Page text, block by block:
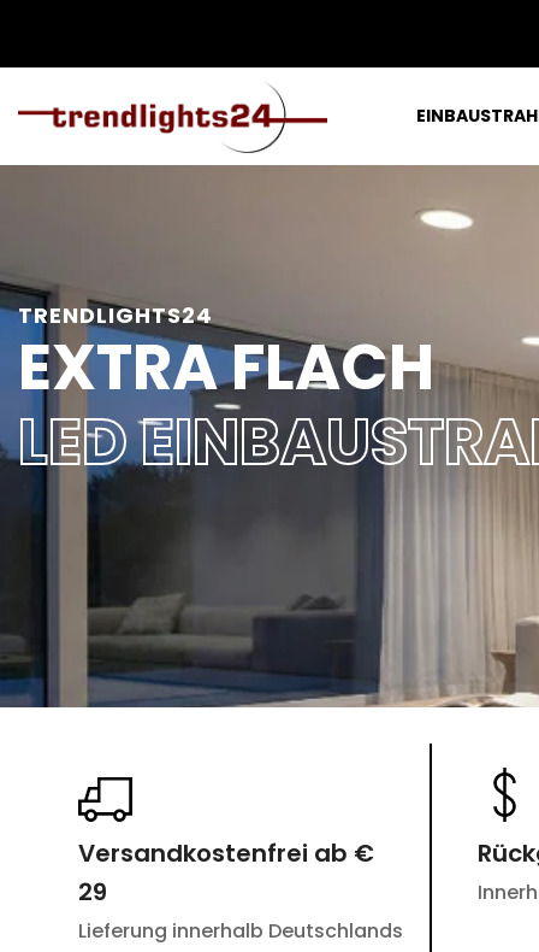
TRENDLIGHTS24
EXTRA FLACH
LED
Versandkostenfrei ab €
29
Lieferung innerhalb Deutschlands